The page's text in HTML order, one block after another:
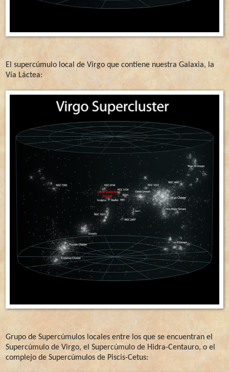
El supercúmulo local de Virgo que contiene nuestra Galaxia, la
Vía Láctea:
Grupo de Supercúmulos locales entre los que se encuentran el
Supercúmulo de Virgo, el Supercúmulo de Hidra-Centauro, o el
complejo de Supercúmulos de Piscis-Cetus: